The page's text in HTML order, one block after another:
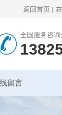
返回首页 |
全国服务咨询
留言